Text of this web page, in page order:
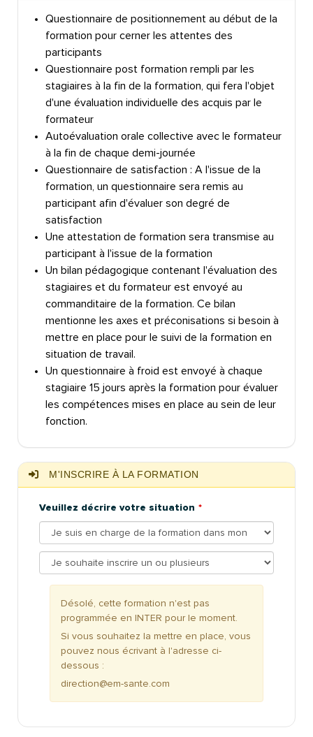
Questionnaire de positionnement au début de la
formation pour cerner les attentes des
participants
Questionnaire post formation rempli par les
stagiaires à la fin de la formation, qui fera l'objet
d'une évaluation individuelle des acquis par le
formateur
Autoévaluation orale collective avec le formateur
à la fin de chaque demi-journée
Questionnaire de satisfaction : A l'issue de la
formation, un questionnaire sera remis au
participant afin d'évaluer son degré de
satisfaction
Une attestation de formation sera transmise au
participant à l'issue de la formation
Un bilan pédagogique contenant l'évaluation des
stagiaires et du formateur est envoyé au
commanditaire de la formation. Ce bilan
mentionne les axes et préconisations si besoin à
mettre en place pour le suivi de la formation en
situation de travail.
Un questionnaire à froid est envoyé à chaque
stagiaire 15 jours après la formation pour évaluer
les compétences mises en place au sein de leur
fonction.
M'INSCRIRE À LA FORMATION
Veuillez décrire votre situation
Désolé, cette formation n'est pas
programmée en INTER pour le moment.
Si vous souhaitez la mettre en place, vous
pouvez nous écrivant à l'adresse ci-
dessous :
direction@em-sante.com